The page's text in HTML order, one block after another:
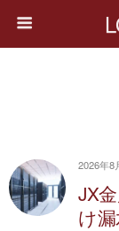
2026年8
JX
け